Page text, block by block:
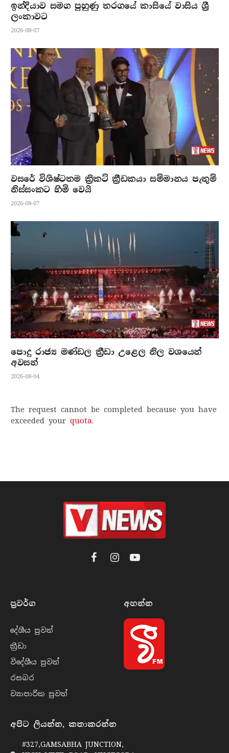
ඉන්දියාව සමග පුහුණු තරගයේ කාසියේ වාසිය ශ්‍රී
ලංකාවට
2026-08-07
වසරේ විශිෂ්ටතම ක්‍රිකට් ක්‍රීඩකයා සම්මානය පැතුම්
නිස්සංකට හිමි වෙයි
2026-08-07
පොදු රාජ්‍ය මණ්ඩල ක්‍රීඩා උළෙල නිල වශයෙන්
අවසන්
2026-08-04
The request cannot be completed because you have
exceeded your quota.
FacebookInstagramYouTube
ප්‍රවර්​ග
දේශීය පුව​ත්
ක්‍රී​ඩා
විදේශීය පුව​ත්
රසබ​ර
ව්‍යාපාරික පුව​ත්
අහන්​න
අපිට ලියන්න, කතාකරන්න
#327,GAMSABHA JUNCTION,